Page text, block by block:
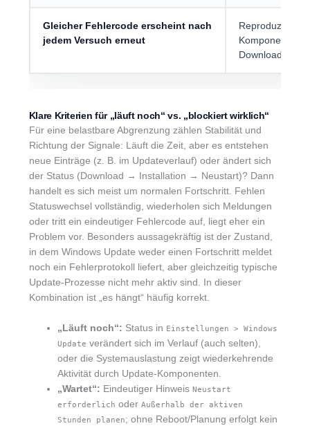
Gleicher Fehlercode erscheint nach
jedem Versuch erneut
Download-
Klare Kriterien für „läuft noch“ vs. „blockiert wirklich“
Für eine belastbare Abgrenzung zählen Stabilität und
Richtung der Signale: Läuft die Zeit, aber es entstehen
neue Einträge (z. B. im Updateverlauf) oder ändert sich
der Status (Download → Installation → Neustart)? Dann
handelt es sich meist um normalen Fortschritt. Fehlen
Statuswechsel vollständig, wiederholen sich Meldungen
oder tritt ein eindeutiger Fehlercode auf, liegt eher ein
Problem vor. Besonders aussagekräftig ist der Zustand,
in dem Windows Update weder einen Fortschritt meldet
noch ein Fehlerprotokoll liefert, aber gleichzeitig typische
Update-Prozesse nicht mehr aktiv sind. In dieser
Kombination ist „es hängt“ häufig korrekt.
„Läuft noch“: Status in Einstellungen > Windows
Update verändert sich im Verlauf (auch selten),
oder die Systemauslastung zeigt wiederkehrende
Aktivität durch Update-Komponenten.
„Wartet“: Eindeutiger Hinweis Neustart
erforderlich oder Außerhalb der aktiven
Stunden planen; ohne Reboot/Planung erfolgt kein